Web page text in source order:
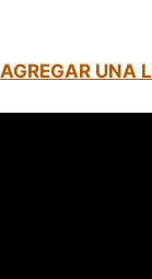
AGREGAR UNA